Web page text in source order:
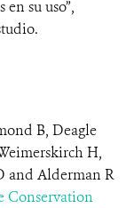
su uso”,
B, Deagle
H,
and Alderman R
Conservation